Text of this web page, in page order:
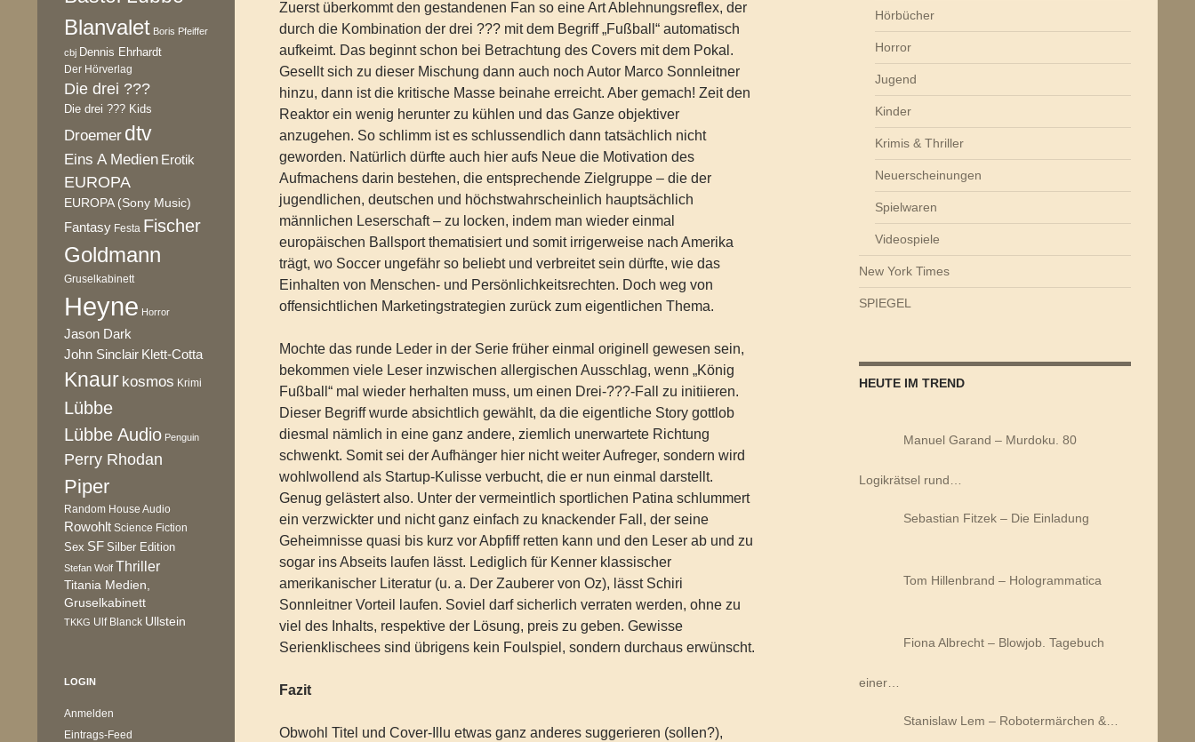
Zuerst überkommt den gestandenen Fan so eine Art Ablehnungsreflex, der
durch die Kombination der drei ??? mit dem Begriff „Fußball“ automatisch
aufkeimt. Das beginnt schon bei Betrachtung des Covers mit dem Pokal.
Gesellt sich zu dieser Mischung dann auch noch Autor Marco Sonnleitner
hinzu, dann ist die kritische Masse beinahe erreicht. Aber gemach! Zeit den
Reaktor ein wenig herunter zu kühlen und das Ganze objektiver
anzugehen. So schlimm ist es schlussendlich dann tatsächlich nicht
geworden. Natürlich dürfte auch hier aufs Neue die Motivation des
Aufmachens darin bestehen, die entsprechende Zielgruppe – die der
jugendlichen, deutschen und höchstwahrscheinlich hauptsächlich
männlichen Leserschaft – zu locken, indem man wieder einmal
europäischen Ballsport thematisiert und somit irrigerweise nach Amerika
trägt, wo Soccer ungefähr so beliebt und verbreitet sein dürfte, wie das
Einhalten von Menschen- und Persönlichkeitsrechten. Doch weg von
offensichtlichen Marketingstrategien zurück zum eigentlichen Thema.
Mochte das runde Leder in der Serie früher einmal originell gewesen sein,
bekommen viele Leser inzwischen allergischen Ausschlag, wenn „König
Fußball“ mal wieder herhalten muss, um einen Drei-???-Fall zu initiieren.
Dieser Begriff wurde absichtlich gewählt, da die eigentliche Story gottlob
diesmal nämlich in eine ganz andere, ziemlich unerwartete Richtung
schwenkt. Somit sei der Aufhänger hier nicht weiter Aufreger, sondern wird
wohlwollend als Startup-Kulisse verbucht, die er nun einmal darstellt.
Genug gelästert also. Unter der vermeintlich sportlichen Patina schlummert
ein verzwickter und nicht ganz einfach zu knackender Fall, der seine
Geheimnisse quasi bis kurz vor Abpfiff retten kann und den Leser ab und zu
sogar ins Abseits laufen lässt. Lediglich für Kenner klassischer
amerikanischer Literatur (u. a. Der Zauberer von Oz), lässt Schiri
Sonnleitner Vorteil laufen. Soviel darf sicherlich verraten werden, ohne zu
viel des Inhalts, respektive der Lösung, preis zu geben. Gewisse
Serienklischees sind übrigens kein Foulspiel, sondern durchaus erwünscht.
Fazit
Obwohl Titel und Cover-Illu etwas ganz anderes suggerieren (sollen?),
Hörbücher
Horror
Jugend
Kinder
Krimis & Thriller
Neuerscheinungen
Spielwaren
Videospiele
New York Times
SPIEGEL
HEUTE IM TREND
Manuel Garand – Murdoku. 80
Logikrätsel rund…
Sebastian Fitzek – Die Einladung
Tom Hillenbrand – Hologrammatica
Fiona Albrecht – Blowjob. Tagebuch
einer…
Stanislaw Lem – Robotermärchen &…
Blanvalet Boris Pfeiffer
cbj Dennis Ehrhardt
Der Hörverlag
Die drei ???
Die drei ??? Kids
Droemer dtv
Eins A Medien Erotik
EUROPA
EUROPA (Sony Music)
Fantasy Festa Fischer
Goldmann
Gruselkabinett
Heyne Horror
Jason Dark
John Sinclair Klett-Cotta
Knaur kosmos Krimi
Lübbe
Lübbe Audio Penguin
Perry Rhodan
Piper
Random House Audio
Rowohlt Science Fiction
Sex SF Silber Edition
Stefan Wolf Thriller
Titania Medien,
Gruselkabinett
TKKG Ulf Blanck Ullstein
LOGIN
Anmelden
Eintrags-Feed